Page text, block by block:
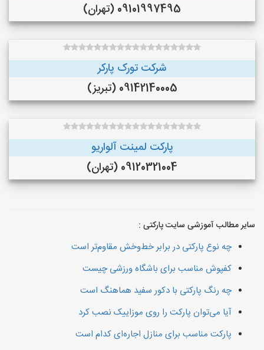
09101997495 (تهران)
شرکت تورک پارکر
09142140005 (تبریز)
پارکت لمینت آلواریو
09120321004 (تهران)
سایر مطالب آموزشی سایت پارکتی :
چه نوع پارکتی در برابر خط‌وخش مقاوم‌تر است
کفپوش مناسب برای باشگاه ورزشی چیست
چه رنگ پارکتی با دکور سفید هماهنگ است
آیا می‌توان پارکت را روی موزاییک نصب کرد
پارکت مناسب برای منازل اجاره‌ای کدام است